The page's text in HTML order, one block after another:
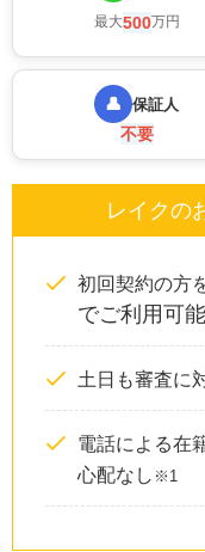
最大500万円
👤 保証人
不要
レイクの
初回契約の方
でご利用可能
土日も審査に
電話による在
心配なし ※1